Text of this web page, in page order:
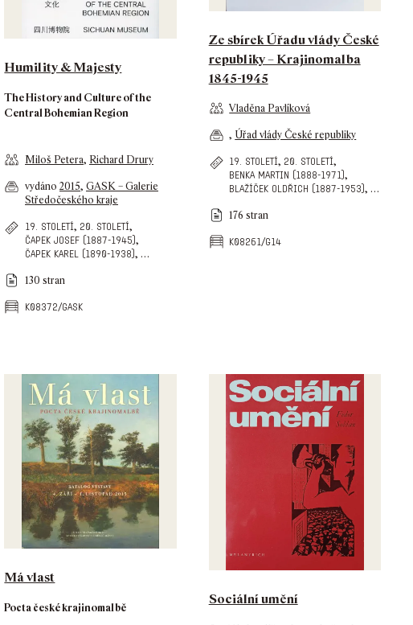
Humility & Majesty
The History and Culture of the
Central Bohemian Region
Miloš Petera, Richard Drury
vydáno 2015, GASK – Galerie
Středočeského kraje
19. století, 20. století,
čapek josef (1887-1945),
čapek karel (1890-1938), …
130 stran
k08372/gask
Ze sbírek Úřadu vlády České
republiky – Krajinomalba
1845-1945
Vladěna Pavlíková
, Úřad vlády České republiky
19. století, 20. století,
benka martin (1888-1971),
blažíček oldřich (1887-1953), …
176 stran
k08261/g14
Má vlast
Pocta české krajinomalbě
Sociální umění